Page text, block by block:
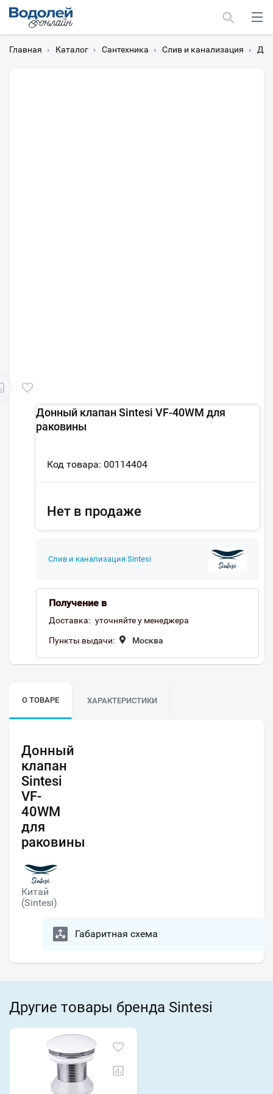
Главная › Каталог › Сантехника › Слив и канализация ›
Донный клапан Sintesi VF-40WM для
раковины
Код товара: 00114404
Нет в продаже
Слив и канализация Sintesi
Получение в
Доставка: уточняйте у менеджера
Пункты выдачи: Москва
О ТОВАРЕ ХАРАКТЕРИСТИКИ
Донный
клапан
Sintesi
VF-
40WM
для
раковины
Китай
(Sintesi)
Габаритная схема
Другие товары бренда Sintesi